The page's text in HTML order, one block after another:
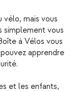
vélo, mais vous
simplement vous
à Vélos vous
apprendre
et les enfants,